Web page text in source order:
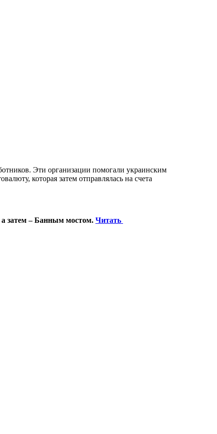
Эти организации помогали украинским
которая затем отправлялась на счета
затем – Банным мостом. Читать